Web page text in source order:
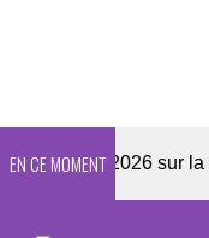
EN CE MOMENT
2026 sur la